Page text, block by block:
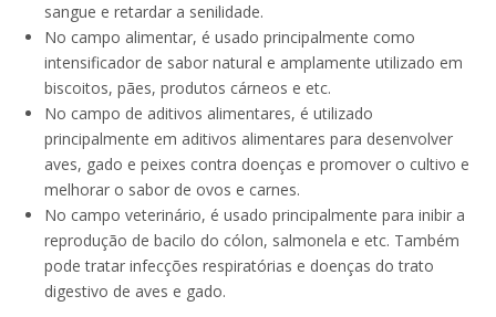
sangue e retardar a senilidade.
No campo alimentar, é usado principalmente como
intensificador de sabor natural e amplamente utilizado em
biscoitos, pães, produtos cárneos e etc.
No campo de aditivos alimentares, é utilizado
principalmente em aditivos alimentares para desenvolver
aves, gado e peixes contra doenças e promover o cultivo e
melhorar o sabor de ovos e carnes.
No campo veterinário, é usado principalmente para inibir a
reprodução de bacilo do cólon, salmonela e etc. Também
pode tratar infecções respiratórias e doenças do trato
digestivo de aves e gado.